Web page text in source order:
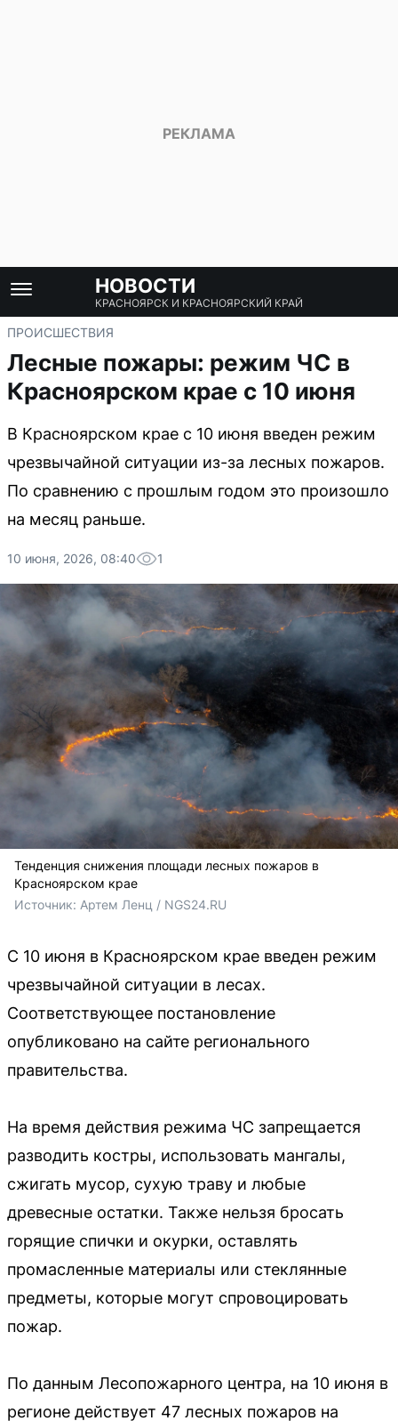
НОВОСТИ
КРАСНОЯРСК И КРАСНОЯРСКИЙ КРАЙ
ПРОИСШЕСТВИЯ
Лесные пожары: режим ЧС в
Красноярском крае с 10 июня
В Красноярском крае с 10 июня введен режим
чрезвычайной ситуации из-за лесных пожаров.
По сравнению с прошлым годом это произошло
на месяц раньше.
10 июня, 2026, 08:40 1
Тенденция снижения площади лесных пожаров в
Красноярском крае
Источник: Артем Ленц / NGS24.RU
С 10 июня в Красноярском крае введен режим
чрезвычайной ситуации в лесах.
Соответствующее постановление
опубликовано на сайте регионального
правительства.
На время действия режима ЧС запрещается
разводить костры, использовать мангалы,
сжигать мусор, сухую траву и любые
древесные остатки. Также нельзя бросать
горящие спички и окурки, оставлять
промасленные материалы или стеклянные
предметы, которые могут спровоцировать
пожар.
По данным Лесопожарного центра, на 10 июня в
регионе действует 47 лесных пожаров на